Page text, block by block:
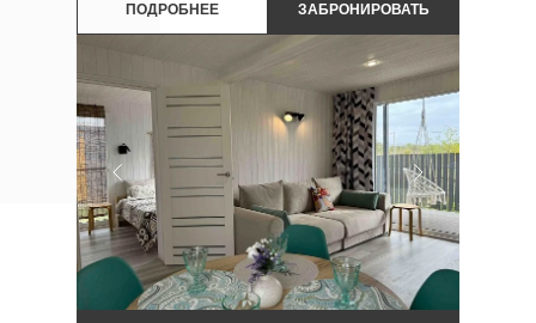
ПОДРОБНЕЕ ЗАБРОНИРОВАТЬ